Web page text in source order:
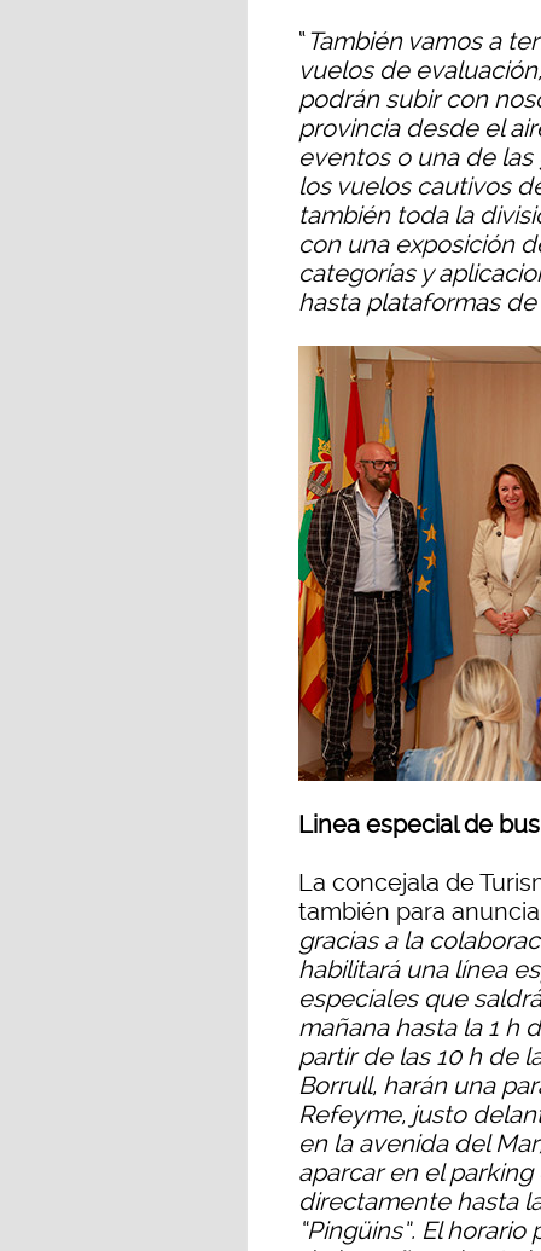
“También vamos a
vuelos de
podrán subir con
provincia desde el
eventos o una de
los vuelos cautivos
también toda la
con una exposición
categorías y
hasta plataformas
Linea especial de bus
La concejala de
también para
gracias a la
habilitará una línea
especiales que
mañana hasta la 1 h
partir de las 10 h de
Borrull, harán una
Refeyme, justo
en la avenida del
aparcar en el
directamente hasta
“Pingüins”. El